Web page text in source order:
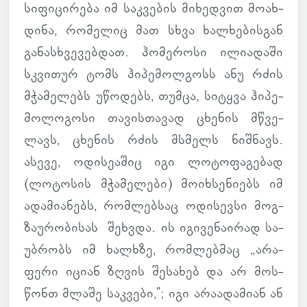
სი­ფი­ცი­რება იმ საკ­ვე­ბის მი­ხედ­ვით მო­ახ­
დინა, რო­მე­ლიც მათ სხვა ხალ­ხე­ბის­გან
გა­ნას­ხვე­ვებ­დათ. ჰო­მე­როსი ილი­ა­დაში
სკვი­თურ ტომს ჰი­პე­მოლ­გოსს ანუ რძის
მჭა­მე­ლებს უწო­დებს, თუმცა, სი­ტყვა ჰი­პე­
მო­ლო­გოსი თა­ვის­თა­ვად ცხე­ნის მწვე­
ლავს, ცხე­ნის რძის მსმელს ნიშ­ნავს.
ასევე, ოდი­სე­ა­შიც იგი ლო­ტო­ფა­გე­ბად
(ლო­ტო­სის მჭა­მე­ლები) მო­იხ­სე­ნი­ებს იმ
ადა­მი­ა­ნებს, რომ­ლებ­საც ოდი­სევსი მოგ­
ზა­უ­რო­ბი­სას შეხ­ვდა. ის იგი­ვე­ნა­ი­რად სა­
უბ­რობს იმ ხალ­ხზე, რომ­ლებ­მაც „არა­
ფერი იციან ზღვის შე­სა­ხებ და არ მოს­
წონთ მლაშე საკ­ვები,"; იგი არა­ა­და­მიან ან